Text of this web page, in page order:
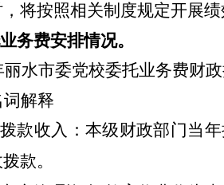
将按照相关制度规定开展
务费安排情况。
丽水市委党校委托业务费财
解释
款收入：本级财政部门当
款。